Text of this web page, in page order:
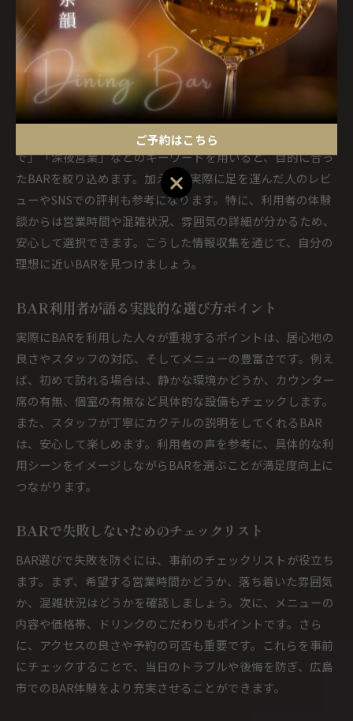
が求める上質な時間を過ごせるBARを選ぶことで、広島市の
夜がより特別なものになります。
朝まで楽しめる広島市BARの探し方ガイド
広島市で朝まで営業しているBARを見つけるには、公式サイ
トや口コミサイトの活用が効果的です。検索時には「朝ま
で」「深夜営業」などのキーワードを用いると、目的に合っ
たBARを絞り込めます。加えて、実際に足を運んだ人のレビ
ューやSNSでの評判も参考になります。特に、利用者の体験
談からは営業時間や混雑状況、雰囲気の詳細が分かるため、
安心して選択できます。こうした情報収集を通じて、自分の
理想に近いBARを見つけましょう。
BAR利用者が語る実践的な選び方ポイント
実際にBARを利用した人々が重視するポイントは、居心地の
良さやスタッフの対応、そしてメニューの豊富さです。例え
ば、初めて訪れる場合は、静かな環境かどうか、カウンター
席の有無、個室の有無など具体的な設備もチェックします。
また、スタッフが丁寧にカクテルの説明をしてくれるBAR
は、安心して楽しめます。利用者の声を参考に、具体的な利
用シーンをイメージしながらBARを選ぶことが満足度向上に
つながります。
BARで失敗しないためのチェックリスト
BAR選びで失敗を防ぐには、事前のチェックリストが役立ち
ます。まず、希望する営業時間かどうか、落ち着いた雰囲気
か、混雑状況はどうかを確認しましょう。次に、メニューの
内容や価格帯、ドリンクのこだわりもポイントです。さら
に、アクセスの良さや予約の可否も重要です。これらを事前
にチェックすることで、当日のトラブルや後悔を防ぎ、広島
市でのBAR体験をより充実させることができます。
ご予約はこちら
ご予約はこちら